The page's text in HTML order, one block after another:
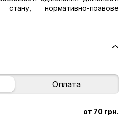
нормативно-правове
Оплата
от 70 грн.